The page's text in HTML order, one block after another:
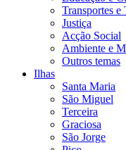
Transportes e
Justiça
Acção Social
Ambiente e
Outros temas
Ilhas
Santa Maria
São Miguel
Terceira
Graciosa
São Jorge